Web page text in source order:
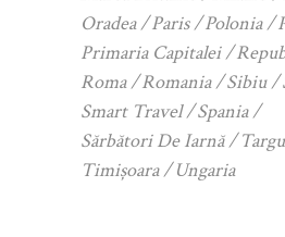
Oradea
Paris Polonia
Primaria Capitalei
Roma
Romania Sibiu
Smart Travel
Spania
Sărbători De Iarnă
Timișoara
Ungaria